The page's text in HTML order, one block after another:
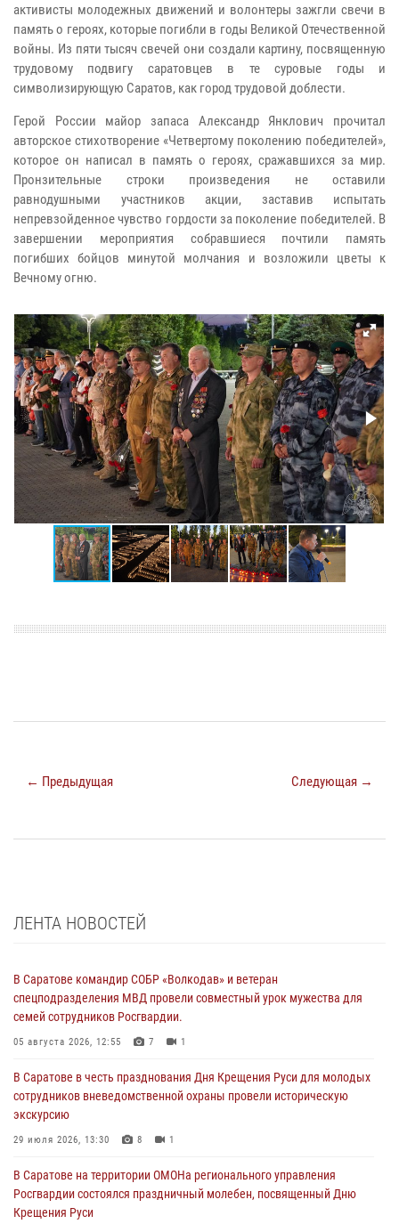
активисты молодежных движений и волонтеры зажгли свечи в
память о героях, которые погибли в годы Великой Отечественной
войны. Из пяти тысяч свечей они создали картину, посвященную
трудовому подвигу саратовцев в те суровые годы и
символизирующую Саратов, как город трудовой доблести.
Герой России майор запаса Александр Янклович прочитал
авторское стихотворение «Четвертому поколению победителей»,
которое он написал в память о героях, сражавшихся за мир.
Пронзительные строки произведения не оставили
равнодушными участников акции, заставив испытать
непревзойденное чувство гордости за поколение победителей. В
завершении мероприятия собравшиеся почтили память
погибших бойцов минутой молчания и возложили цветы к
Вечному огню.
← Предыдущая Следующая →
ЛЕНТА НОВОСТЕЙ
В Саратове командир СОБР «Волкодав» и ветеран
спецподразделения МВД провели совместный урок мужества для
семей сотрудников Росгвардии.
05 августа 2026, 12:55 7 1
В Саратове в честь празднования Дня Крещения Руси для молодых
сотрудников вневедомственной охраны провели историческую
экскурсию
29 июля 2026, 13:30 8 1
В Саратове на территории ОМОНа регионального управления
Росгвардии состоялся праздничный молебен, посвященный Дню
Крещения Руси